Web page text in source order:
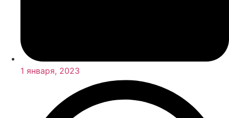
1 января, 2023